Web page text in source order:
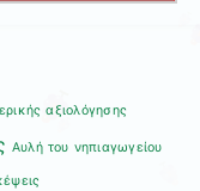
αξιολόγησης
Αυλή του νηπιαγωγείου